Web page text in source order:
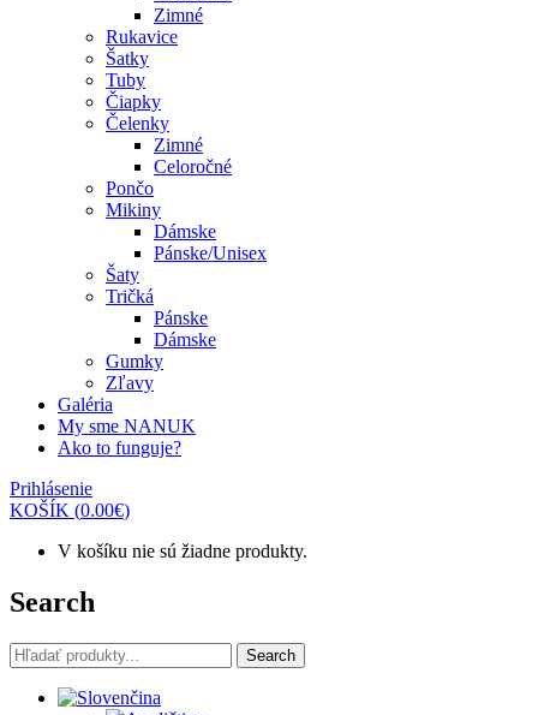
Zimné
Rukavice
Šatky
Tuby
Čiapky
Čelenky
Zimné
Celoročné
Pončo
Mikiny
Dámske
Pánske/Unisex
Šaty
Tričká
Pánske
Dámske
Gumky
Zľavy
Galéria
My sme NANUK
Ako to funguje?
Prihlásenie
KOŠÍK (0.00€)
V košíku nie sú žiadne produkty.
Search
Search
for:
Search